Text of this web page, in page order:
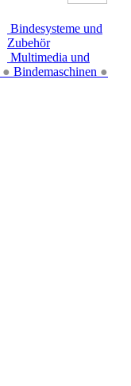
Bindesysteme und
Zubehör
● Bindemaschinen ●
Multimedia und